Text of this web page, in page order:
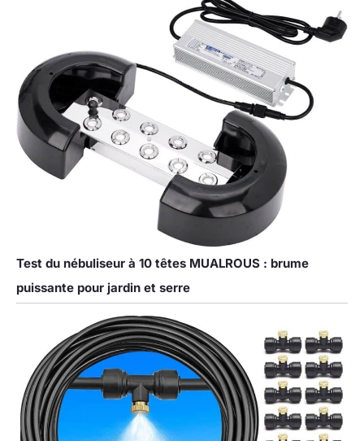
Test du nébuliseur à 10 têtes MUALROUS : brume
puissante pour jardin et serre